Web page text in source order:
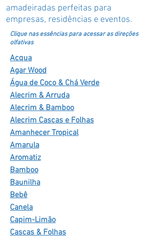
amadeiradas perfeitas para
empresas, residências e eventos.
Acqua
Agar Wood
Água de Coco & Chá Verde
Alecrim & Arruda
Alecrim & Bamboo
Alecrim Cascas e Folhas
Amanhecer Tropical
Amarula
Aromatiz
Bamboo
Baunilha
Bebê
Canela
Capim-Limão
Cascas & Folhas
Clique nas essências para acessar as direções
olfativas